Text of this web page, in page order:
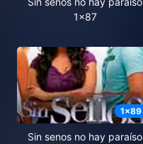
1x87
1x89
Sin senos no hay paraíso